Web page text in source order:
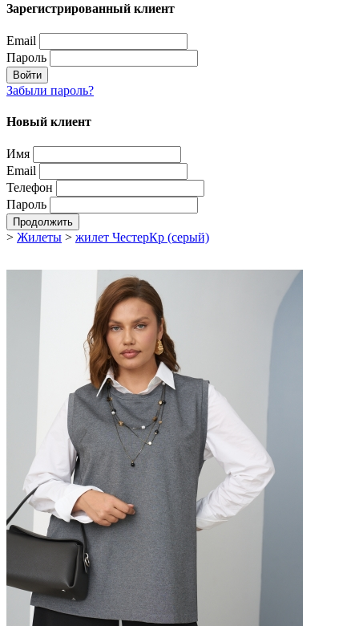
Зарегистрированный клиент
Email
Пароль
Войти
Забыли пароль?
Новый клиент
Имя
Email
Телефон
Пароль
Продолжить
> Жилеты > жилет ЧестерКр (серый)